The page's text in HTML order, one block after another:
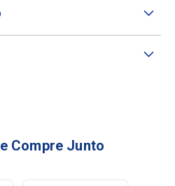
Compre Junto